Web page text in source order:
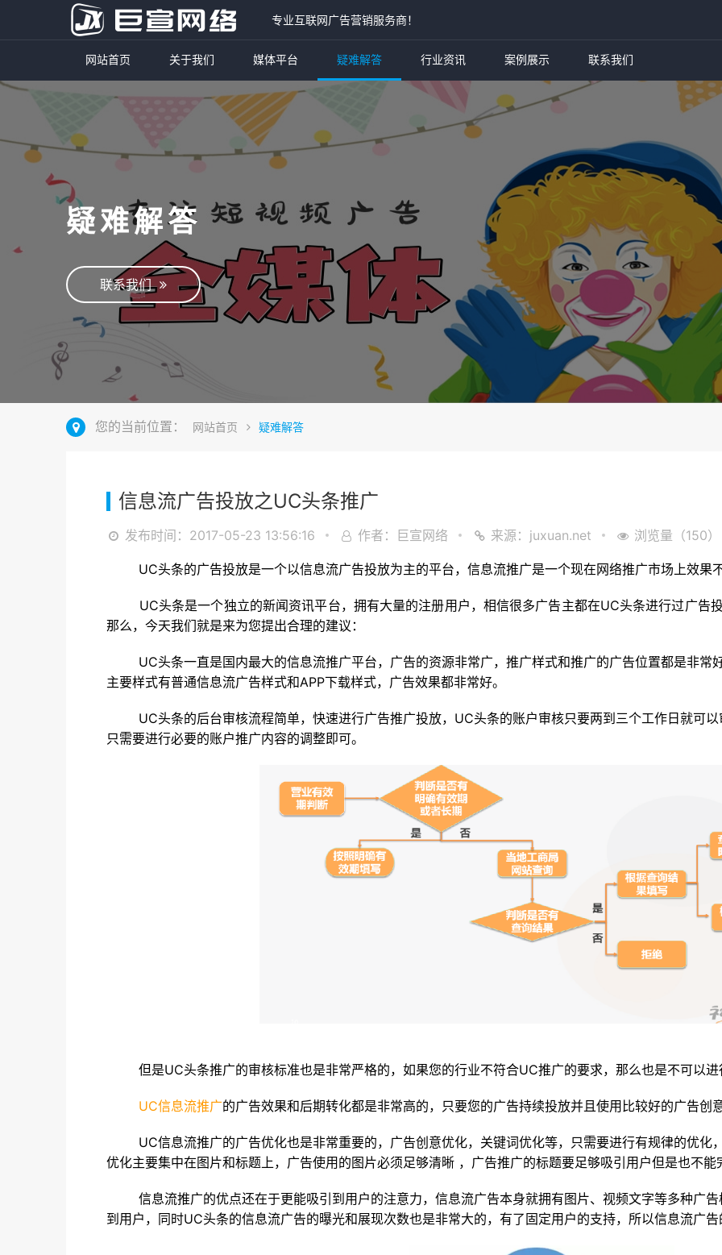
专业互联网广告营销服务商！
网站首页 关于我们 媒体平台 疑难解答 行业资讯 案例展示 联系我们
疑难解答
联系我们
您的当前位置： 网站首页 疑难解答
信息流广告投放之UC头条推广
发布时间：2017-05-23 13:56:16 作者：巨宣网络 来源：juxuan.net 浏览量（150）
UC头条的广告投放是一个以信息流广告投放为主的平台，信息流推广是一个现在网络推广市场上效果
UC头条是一个独立的新闻资讯平台，拥有大量的注册用户，相信很多广告主都在UC头条进行过广告
那么，今天我们就是来为您提出合理的建议：
UC头条一直是国内最大的信息流推广平台，广告的资源非常广，推广样式和推广的广告位置都是非常
主要样式有普通信息流广告样式和APP下载样式，广告效果都非常好。
UC头条的后台审核流程简单，快速进行广告推广投放，UC头条的账户审核只要两到三个工作日就可以
只需要进行必要的账户推广内容的调整即可。
但是UC头条推广的审核标准也是非常严格的，如果您的行业不符合UC推广的要求，那么也是不可以进
UC信息流推广的广告效果和后期转化都是非常高的，只要您的广告持续投放并且使用比较好的广告创
UC信息流推广的广告优化也是非常重要的，广告创意优化，关键词优化等，只需要进行有规律的优化
优化主要集中在图片和标题上，广告使用的图片必须足够清晰 ，广告推广的标题要足够吸引用户但是也不能
信息流推广的优点还在于更能吸引到用户的注意力，信息流广告本身就拥有图片、视频文字等多种广告
到用户，同时UC头条的信息流广告的曝光和展现次数也是非常大的，有了固定用户的支持，所以信息流广